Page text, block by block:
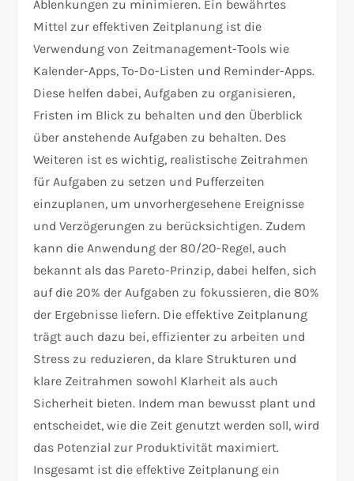
Ablenkungen zu minimieren. Ein bewährtes
Mittel zur effektiven Zeitplanung ist die
Verwendung von Zeitmanagement-Tools wie
Kalender-Apps, To-Do-Listen und Reminder-Apps.
Diese helfen dabei, Aufgaben zu organisieren,
Fristen im Blick zu behalten und den Überblick
über anstehende Aufgaben zu behalten. Des
Weiteren ist es wichtig, realistische Zeitrahmen
für Aufgaben zu setzen und Pufferzeiten
einzuplanen, um unvorhergesehene Ereignisse
und Verzögerungen zu berücksichtigen. Zudem
kann die Anwendung der 80/20-Regel, auch
bekannt als das Pareto-Prinzip, dabei helfen, sich
auf die 20% der Aufgaben zu fokussieren, die 80%
der Ergebnisse liefern. Die effektive Zeitplanung
trägt auch dazu bei, effizienter zu arbeiten und
Stress zu reduzieren, da klare Strukturen und
klare Zeitrahmen sowohl Klarheit als auch
Sicherheit bieten. Indem man bewusst plant und
entscheidet, wie die Zeit genutzt werden soll, wird
das Potenzial zur Produktivität maximiert.
Insgesamt ist die effektive Zeitplanung ein